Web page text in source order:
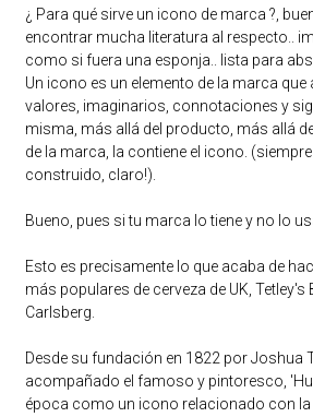
¿ Para qué sirve un icono de marca ?,
encontrar mucha literatura al respecto..
como si fuera una esponja.. lista para
Un icono es un elemento de la marca
valores, imaginarios, connotaciones y
misma, más allá del producto, más allá
de la marca, la contiene el icono. (siempre
construido, claro!).
Bueno, pues si tu marca lo tiene y no lo
Esto es precisamente lo que acaba de
más populares de cerveza de UK, Tetley's
Carlsberg.
Desde su fundación en 1822 por Joshua
acompañado el famoso y pintoresco,
época como un icono relacionado con la